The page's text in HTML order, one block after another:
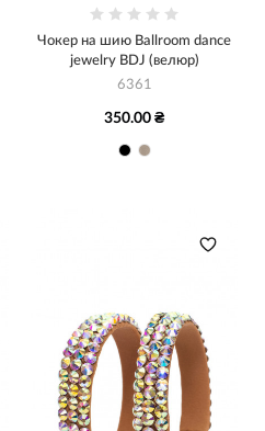
Чокер на шию Ballroom dance
jewelry BDJ (велюр)
6361
350.00 ₴